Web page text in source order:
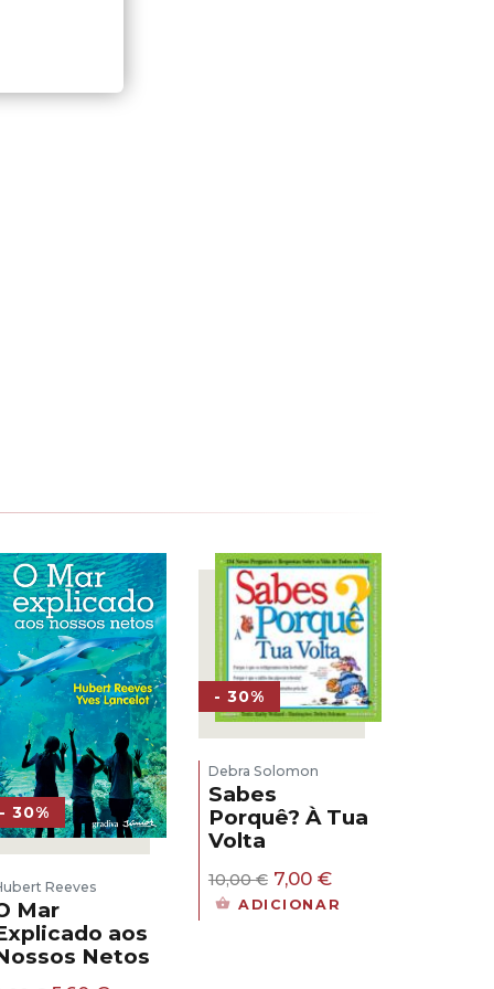
- 30%
Reeves
Mar
aos
Netos
- 30%
Debra Solomon
Sabes
Porquê? À Tua
Volta
10,00€ O
preço
7,00 €O
preço
ADICIONAR